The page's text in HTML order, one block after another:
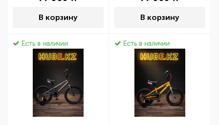
В корзину В корзину
Есть в наличии Есть в наличии